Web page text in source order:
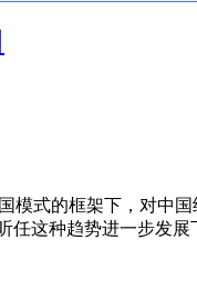
模式的框架下，对中
任这种趋势进一步发展